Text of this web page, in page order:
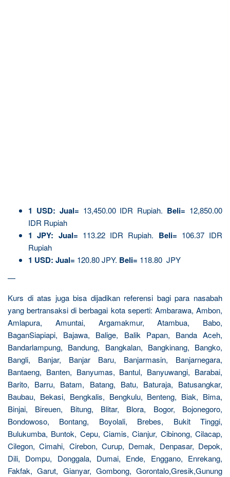
1 USD: Jual= 13,450.00 IDR Rupiah. Beli= 12,850.00
IDR Rupiah
1 JPY: Jual= 113.22 IDR Rupiah. Beli= 106.37 IDR
Rupiah
1 USD: Jual= 120.80 JPY. Beli= 118.80 JPY
—
Kurs di atas juga bisa dijadikan referensi bagi para nasabah
yang bertransaksi di berbagai kota seperti: Ambarawa, Ambon,
Amlapura, Amuntai, Argamakmur, Atambua, Babo,
BaganSiapiapi, Bajawa, Balige, Balik Papan, Banda Aceh,
Bandarlampung, Bandung, Bangkalan, Bangkinang, Bangko,
Bangli, Banjar, Banjar Baru, Banjarmasin, Banjarnegara,
Bantaeng, Banten, Banyumas, Bantul, Banyuwangi, Barabai,
Barito, Barru, Batam, Batang, Batu, Baturaja, Batusangkar,
Baubau, Bekasi, Bengkalis, Bengkulu, Benteng, Biak, Bima,
Binjai, Bireuen, Bitung, Blitar, Blora, Bogor, Bojonegoro,
Bondowoso, Bontang, Boyolali, Brebes, Bukit Tinggi,
Bulukumba, Buntok, Cepu, Ciamis, Cianjur, Cibinong, Cilacap,
Cilegon, Cimahi, Cirebon, Curup, Demak, Denpasar, Depok,
Dili, Dompu, Donggala, Dumai, Ende, Enggano, Enrekang,
Fakfak, Garut, Gianyar, Gombong, Gorontalo,Gresik,Gunung